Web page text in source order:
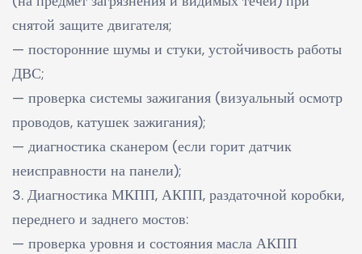
снятой защите двигателя;
— посторонние шумы и стуки, устойчивость работы
ДВС;
— проверка системы зажигания (визуальный осмотр
проводов, катушек зажигания);
— диагностика сканером (если горит датчик
неисправности на панели);
3. Диагностика МКПП, АКПП, раздаточной коробки,
переднего и заднего мостов:
— проверка уровня и состояния масла АКПП